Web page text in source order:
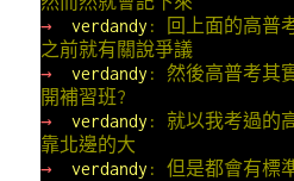
→
verdandy : 回上面的高普
之前就有關說爭議
→
verdandy : 然後高普考其
開補習班?
→
verdandy : 就以我考過的
靠北邊的大
→
verdandy : 但是都會有標